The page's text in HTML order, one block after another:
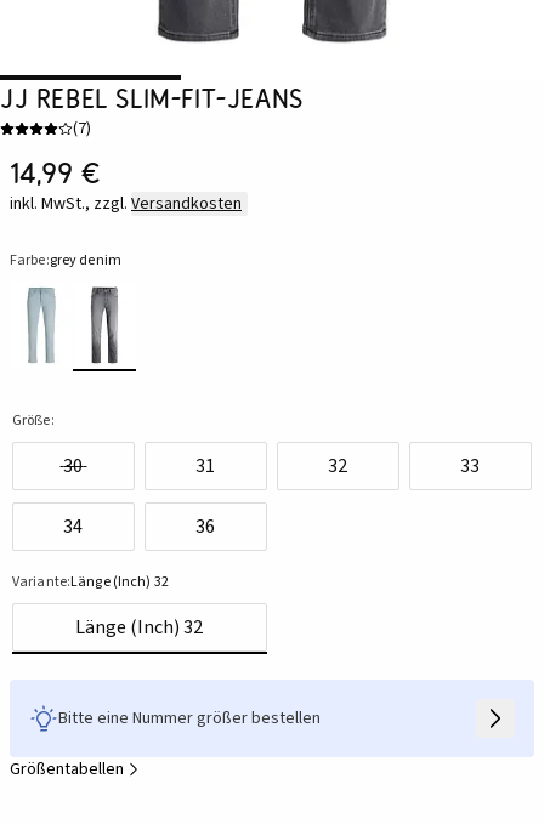
JJ REBEL Slim-Fit-Jeans
(7)
14,99 €
inkl. MwSt., zzgl. Versandkosten
Farbe:grey denim
Größe:
30 31 32 33
34 36
Variante:Länge (Inch) 32
Länge (Inch) 32
Bitte eine Nummer größer bestellen
Größentabellen